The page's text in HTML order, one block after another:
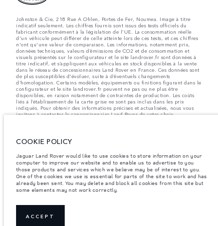
Johnston & Cie, 218 Rue A Ohlen, Portes de Fer, Noumea. Image à titre
indicatif seulement. Les chiffres fournis sont issus des tests officiels du
fabricant conformément à la législation de l'UE. La consommation réelle
d'un véhicule peut différer de celle atteinte lors de ces tests, et ces chiffres
n'ont qu'une valeur de comparaison. Les informations, notamment prix,
données techniques, valeurs d’émissions de CO2 et de consommation et
visuels présentés sur le configurateur et le site landrover.fr sont données à
titre indicatif, et s’appliquent aux véhicules en stock disponibles à la vente
dans le réseau de concessionnaires Land Rover en France. Ces données sont
de plus susceptibles d'évoluer, suite à d’éventuels changements
d’homologation. Certains modèles, équipements ou finitions figurant dans le
configurateur et le site landrover.fr peuvent ne pas ou ne plus être
disponibles, en raison notamment de contraintes de production. Les coûts
liés à l’établissement de la carte grise ne sont pas inclus dans les prix
indiqués. Pour obtenir des informations précises et actualisées, nous vous
invitons à contacter le concessionnaire Land Rover de votre choix.
construction des véhicules, la disponibilité des options et les délais de
construction. Il s'agit d'une situation très dynamique et, par conséquent,
spécifications actuelles des caractéristiques, des options, des garnitures et
des couleurs. Veuillez consulter votre concessionnaire qui sera en mesure de
vous confirmer les restrictions actuelles afin de vous permettre de faire un
choix éclairé.
Les poids indiqués correspondent à des spécifications de véhicule standard.
dépassés lorsque vous chargez des accessoires, des occupants, des liquides
COOKIE POLICY
Jaguar Land Rover would like to use cookies to store information on your
computer to improve our website and to enable us to advertise to you
those products and services which we believe may be of interest to you.
One of the cookies we use is essential for parts of the site to work and has
already been sent. You may delete and block all cookies from this site but
some elements may not work correctly.
ACCEPT